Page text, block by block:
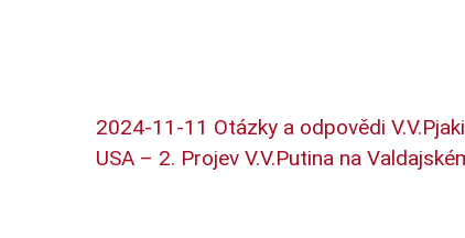
2024-11-11 Otázky a odpovědi
USA – 2. Projev V.V.Putina na